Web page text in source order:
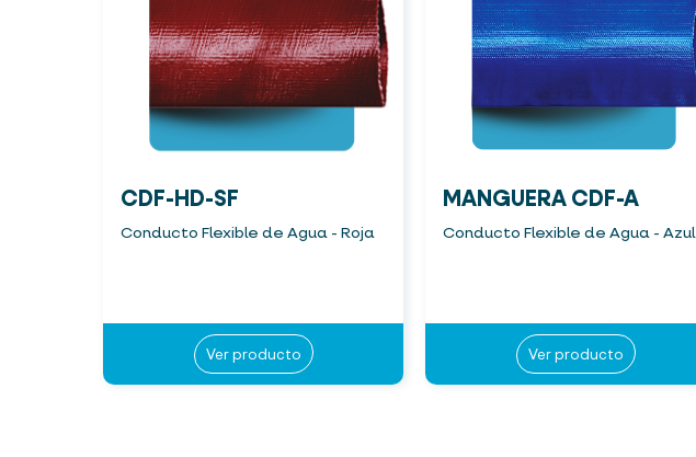
CDF-HD-SF
Conducto Flexible de Agua - Roja
Ver producto
MANGUERA CDF-A
Conducto Flexible de Agua - Azul
Ver producto